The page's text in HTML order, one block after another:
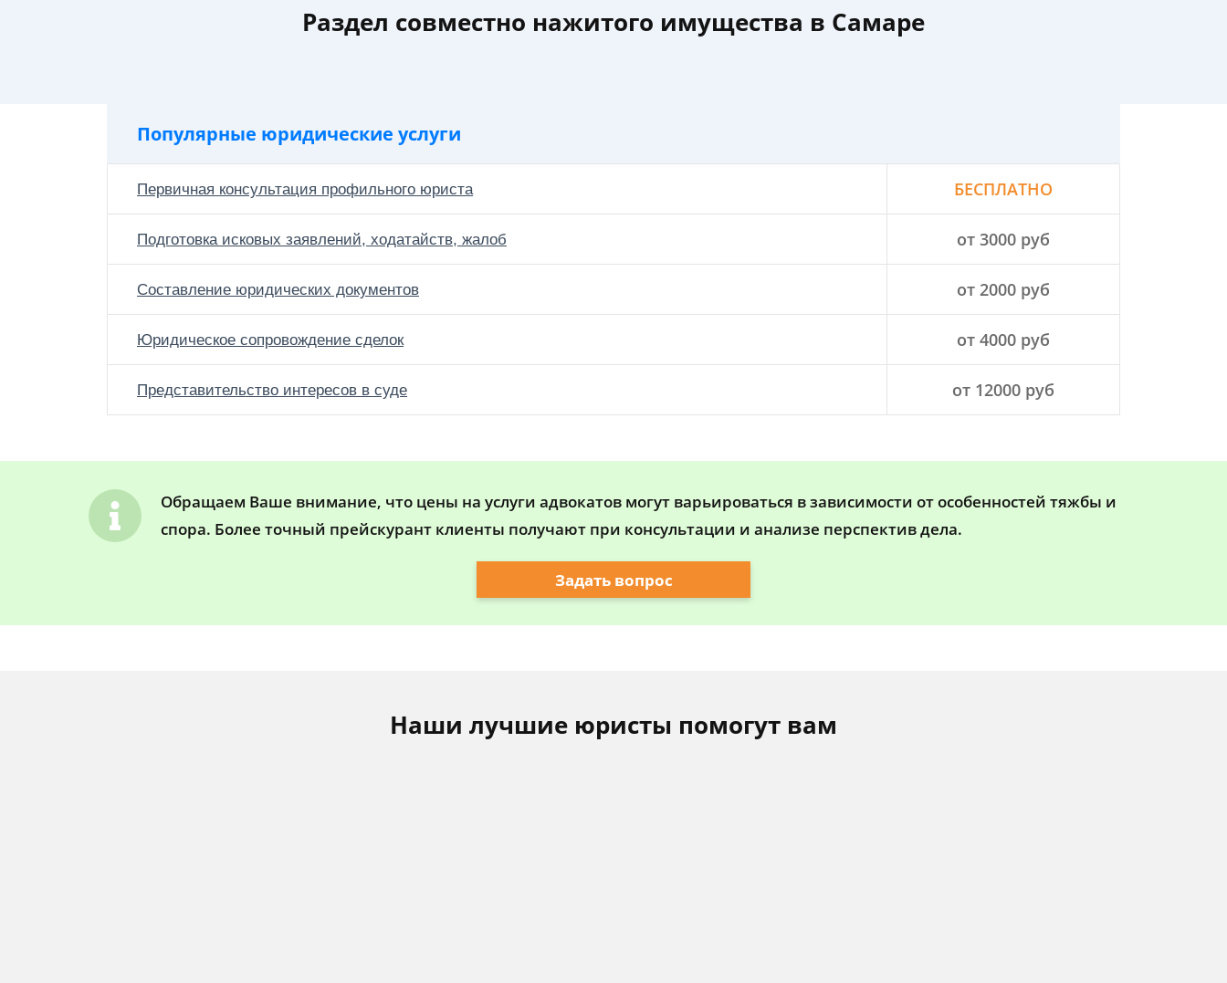
Раздел совместно нажитого имущества в Самаре
Популярные юридические услуги
Первичная консультация профильного юриста БЕСПЛАТНО
Подготовка исковых заявлений, ходатайств, жалоб от 3000 руб
Составление юридических документов от 2000 руб
Юридическое сопровождение сделок от 4000 руб
Представительство интересов в суде от 12000 руб
Обращаем Ваше внимание, что цены на услуги адвокатов могут варьироваться в зависимости от особенностей тяжбы и
спора. Более точный прейскурант клиенты получают при консультации и анализе перспектив дела.
Задать вопрос
Наши лучшие юристы помогут вам